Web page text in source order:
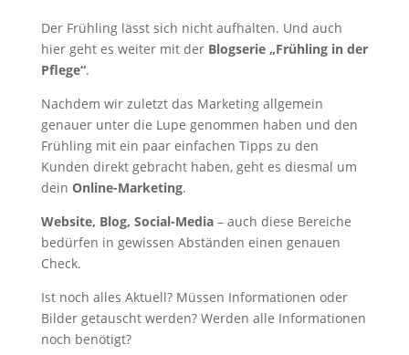
Der Frühling lässt sich nicht aufhalten. Und auch
hier geht es weiter mit der Blogserie „Frühling in der
Pflege“.
Nachdem wir zuletzt das Marketing allgemein
genauer unter die Lupe genommen haben und den
Frühling mit ein paar einfachen Tipps zu den
Kunden direkt gebracht haben, geht es diesmal um
dein Online-Marketing.
Website, Blog, Social-Media– auch diese Bereiche
bedürfen in gewissen Abständen einen genauen
Check.
Ist noch alles Aktuell? Müssen Informationen oder
Bilder getauscht werden? Werden alle Informationen
noch benötigt?